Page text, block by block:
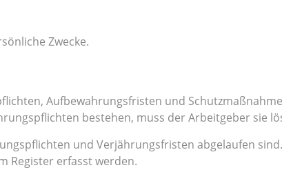
Zwecke.
Aufbewahrungsfristen und
bestehen, muss der Arbeitgeber sie
und Verjährungsfristen abgelaufen
Register erfasst werden.